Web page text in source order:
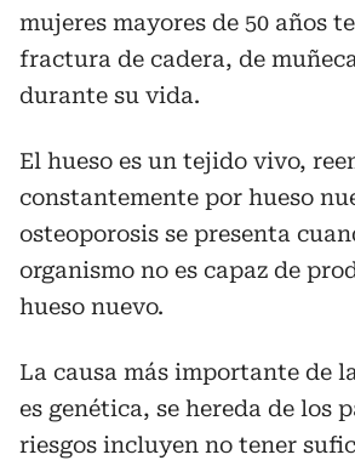
mujeres mayores de 50 años
fractura de cadera, de
durante su vida.
El hueso es un tejido vivo,
constantemente por hueso
osteoporosis se presenta
organismo no es capaz de
hueso nuevo.
La causa más importante de
es genética, se hereda de los
riesgos incluyen no tener